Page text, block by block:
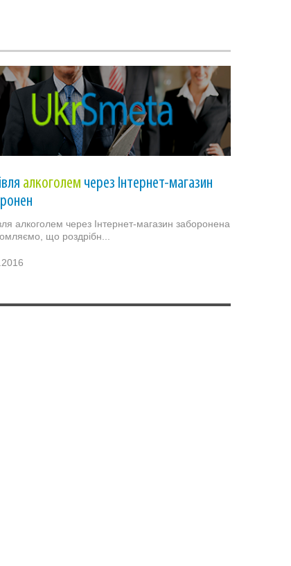
алкоголем через Інтернет-магазин
алкоголем через Інтернет-магазин заборонена
що роздрібн...